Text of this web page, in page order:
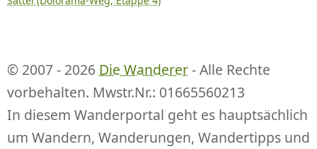
© 2007 - 2026 Die Wanderer- Alle Rechte
vorbehalten. Mwstr.Nr.: 01665560213
In diesem Wanderportal geht es hauptsächlich
um Wandern, Wanderungen, Wandertipps und